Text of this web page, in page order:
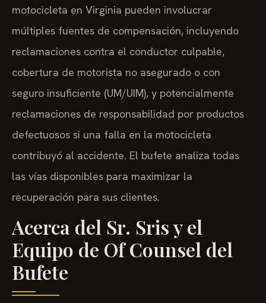
motocicleta en Virginia pueden involucrar
múltiples fuentes de compensación, incluyendo
reclamaciones contra el conductor culpable,
cobertura de motorista no asegurado o con
seguro insuficiente (UM/UIM), y potencialmente
reclamaciones de responsabilidad por productos
defectuosos si una falla en la motocicleta
contribuyó al accidente. El bufete analiza todas
las vías disponibles para maximizar la
recuperación para sus clientes.
Acerca del Sr. Sris y el
Equipo de Of Counsel del
Bufete